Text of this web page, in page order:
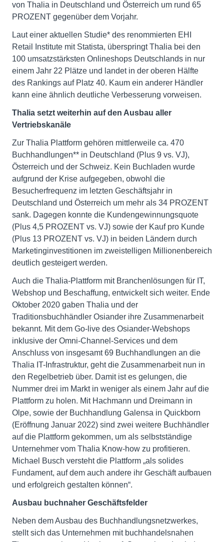
von Thalia in Deutschland und Österreich um rund 65
PROZENT gegenüber dem Vorjahr.
Laut einer aktuellen Studie* des renommierten EHI
Retail Institute mit Statista, überspringt Thalia bei den
100 umsatzstärksten Onlineshops Deutschlands in nur
einem Jahr 22 Plätze und landet in der oberen Hälfte
des Rankings auf Platz 40. Kaum ein anderer Händler
kann eine ähnlich deutliche Verbesserung vorweisen.
Thalia setzt weiterhin auf den Ausbau aller
Vertriebskanäle
Zur Thalia Plattform gehören mittlerweile ca. 470
Buchhandlungen** in Deutschland (Plus 9 vs. VJ),
Österreich und der Schweiz. Kein Buchladen wurde
aufgrund der Krise aufgegeben, obwohl die
Besucherfrequenz im letzten Geschäftsjahr in
Deutschland und Österreich um mehr als 34 PROZENT
sank. Dagegen konnte die Kundengewinnungsquote
(Plus 4,5 PROZENT vs. VJ) sowie der Kauf pro Kunde
(Plus 13 PROZENT vs. VJ) in beiden Ländern durch
Marketinginvestitionen im zweistelligen Millionenbereich
deutlich gesteigert werden.
Auch die Thalia-Plattform mit Branchenlösungen für IT,
Webshop und Beschaffung, entwickelt sich weiter. Ende
Oktober 2020 gaben Thalia und der
Traditionsbuchhändler Osiander ihre Zusammenarbeit
bekannt. Mit dem Go-live des Osiander-Webshops
inklusive der Omni-Channel-Services und dem
Anschluss von insgesamt 69 Buchhandlungen an die
Thalia IT-Infrastruktur, geht die Zusammenarbeit nun in
den Regelbetrieb über. Damit ist es gelungen, die
Nummer drei im Markt in weniger als einem Jahr auf die
Plattform zu holen. Mit Hachmann und Dreimann in
Olpe, sowie der Buchhandlung Galensa in Quickborn
(Eröffnung Januar 2022) sind zwei weitere Buchhändler
auf die Plattform gekommen, um als selbstständige
Unternehmer vom Thalia Know-how zu profitieren.
Michael Busch versteht die Plattform „als solides
Fundament, auf dem auch andere ihr Geschäft aufbauen
und erfolgreich gestalten können“.
Ausbau buchnaher Geschäftsfelder
Neben dem Ausbau des Buchhandlungsnetzwerkes,
stellt sich das Unternehmen mit buchhandelsnahen